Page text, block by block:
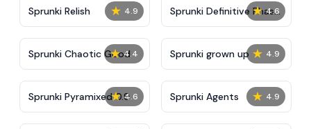
★ 4.9
Sprunki Relish ★ 4.6
Sprunki Definitive Phase
7
★ 4.4
Sprunki Chaotic Good ★ 4.9
Sprunki grown up
★ 4.6
Sprunki Pyramixed 0.9 ★ 4.9
Sprunki Agents